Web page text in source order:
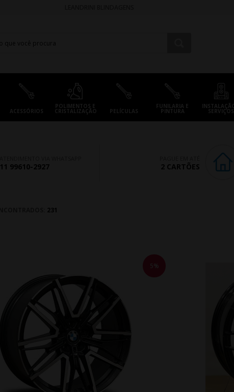
ACESSÓRIOS
POLIMENTOS E
CRISTALIZAÇÃO PELÍCULAS
FUNILARIA E
PINTURA SERVIÇOS
11 99610-2927 2 CARTÕES
231